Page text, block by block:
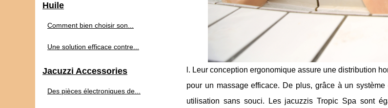
l. Leur conception ergonomique assure une distribution
pour un massage efficace. De plus, grâce à un
utilisation sans souci. Les jacuzzis Tropic Spa sont
Huile
Comment bien choisir son...
Une solution efficace contre...
Jacuzzi Accessories
Des pièces électroniques de...